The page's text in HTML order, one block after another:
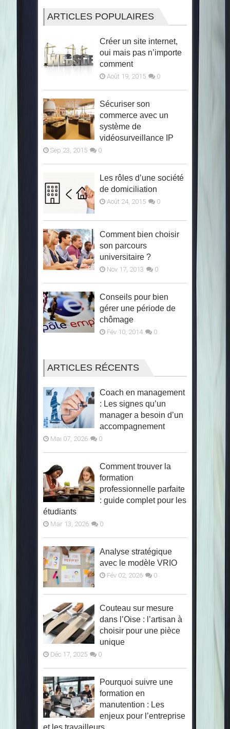
Coach en management : Les
d’un accompagnement
Quand les urgences s’enchaînent, que
l’équipe s’essouffle et que les tensions se
performance et pèsent sur le moral. Si...
ARTICLES POPULAIRES
Créer un site internet,
oui mais pas n’importe
comment
Août 19, 2015 0
Sécuriser son
commerce avec un
système de
vidéosurveillance IP
Sep 23, 2015 0
Les rôles d’une société
de domiciliation
Août 24, 2015 0
Comment bien choisir
son parcours
universitaire ?
Nov 17, 2013 0
Conseils pour bien
gérer une période de
chômage
Fév 10, 2014 0
ARTICLES RÉCENTS
Coach en management
: Les signes qu’un
manager a besoin d’un
accompagnement
Mai 07, 2026 0
Comment trouver la
formation
professionnelle parfaite
: guide complet pour les
étudiants
Mar 13, 2026 0
Analyse stratégique
avec le modèle VRIO
Fév 02, 2026 0
Couteau sur mesure
dans l’Oise : l’artisan à
choisir pour une pièce
unique
Déc 17, 2025 0
Pourquoi suivre une
formation en
manutention : Les
enjeux pour l’entreprise
et les travailleurs